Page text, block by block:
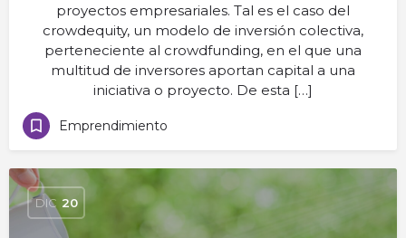
proyectos empresariales. Tal es el caso del
crowdequity, un modelo de inversión colectiva,
perteneciente al crowdfunding, en el que una
multitud de inversores aportan capital a una
iniciativa o proyecto. De esta […]
Emprendimiento
DIC 20